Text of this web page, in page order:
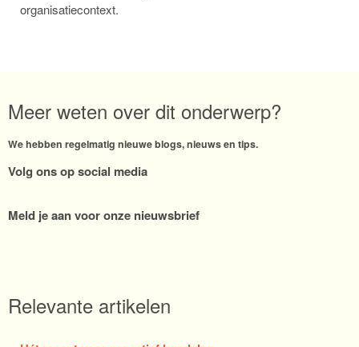
organisatiecontext.
Meer weten over dit onderwerp?
We hebben regelmatig nieuwe blogs, nieuws en tips.
Volg ons op social media
Meld je aan voor onze nieuwsbrief
Relevante artikelen